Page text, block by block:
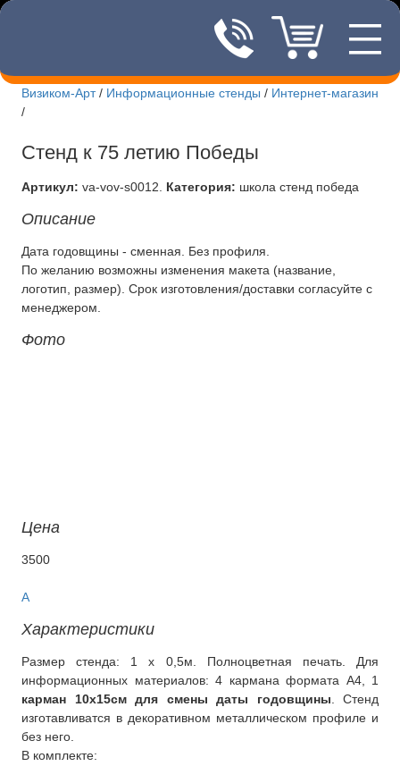
—
—
—
Новости Визиком-арт
Информационные стенды
Интернет-магазин стендов
Изготовление табличек
Печать футболок
Визиком-Арт/ Информационные стенды / Интернет-магазин
/
Стенд к 75 летию Победы
Артикул: va-vov-s0012 Категория: школа стенд победа
Описание
Дата годовщины - сменная. Без профиля.
По желанию возможны изменения макета (название,
логотип, размер). Срок изготовления/доставки согласуйте с
менеджером.
Фото
Цена
3500
A
Характеристики
Размер стенда: 1 x 0,5м. Полноцветная печать. Для
информационных материалов: 4 кармана формата А4, 1
карман 10x15см для смены даты годовщины. Стенд
изготавливатся в декоративном металлическом профиле и
без него.
В комплекте: